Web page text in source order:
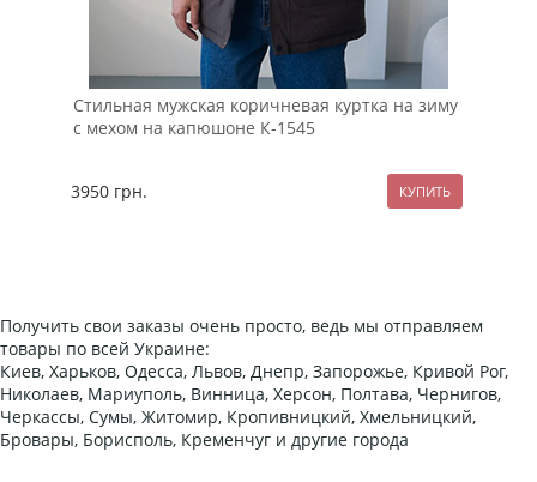
Стильная мужская коричневая куртка на зиму
с мехом на капюшоне К-1545
3950 грн.
Получить свои заказы очень просто, ведь мы отправляем
товары по всей Украине:
Киев, Харьков, Одесса, Львов, Днепр, Запорожье, Кривой Рог,
Николаев, Мариуполь, Винница, Херсон, Полтава, Чернигов,
Черкассы, Сумы, Житомир, Кропивницкий, Хмельницкий,
Бровары, Борисполь, Кременчуг и другие города